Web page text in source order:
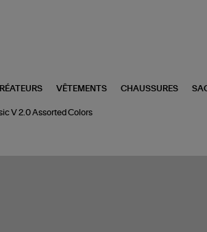
VÊTEMENTS CHAUSSURES
V 2.0 Assorted Colors